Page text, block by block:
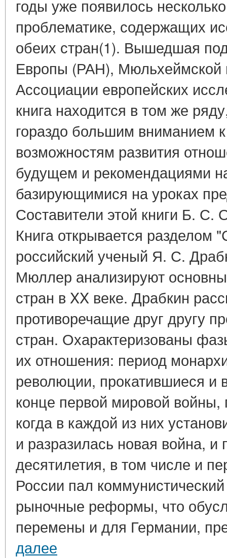
годы уже появилось
проблематике, содержащих
обеих стран(1). Вышедшая
Европы (РАН), Мюльхеймской
Ассоциации европейских
книга находится в том же
гораздо большим вниманием
возможностям развития
будущем и рекомендациями
базирующимися на уроках
Составители этой книги Б.
Книга открывается разделом
российский ученый Я. С.
Мюллер анализируют
стран в XX веке. Драбкин
противоречащие друг другу
стран. Охарактеризованы
их отношения: период
революции, прокатившиеся и
конце первой мировой
когда в каждой из них
и разразилась новая война,
десятилетия, в том числе и
России пал
рыночные реформы, что
перемены и для Германии,
далее